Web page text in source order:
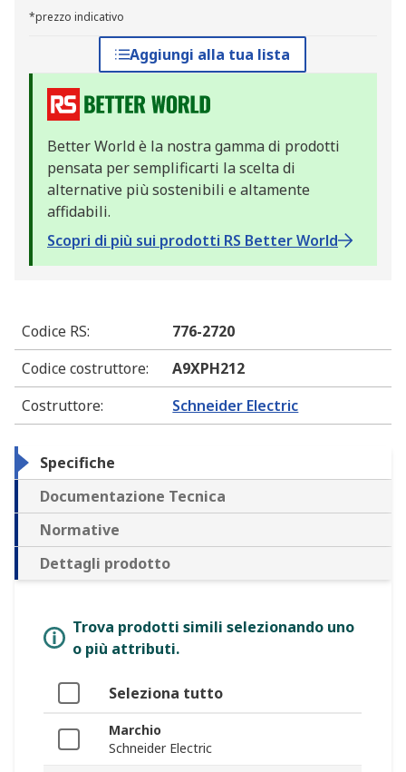
*prezzo indicativo
Aggiungi alla tua lista
Better World è la nostra gamma di prodotti
pensata per semplificarti la scelta di
alternative più sostenibili e altamente
affidabili.
Scopri di più sui prodotti RS Better World
Codice RS:
776-2720
Codice costruttore:
A9XPH212
Costruttore: Schneider Electric
Specifiche
Documentazione Tecnica
Normative
Dettagli prodotto
Trova prodotti simili selezionando uno
o più attributi.
Seleziona tutto
Marchio
Schneider Electric